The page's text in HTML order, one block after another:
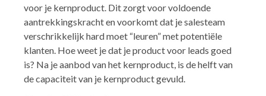
voor je kernproduct. Dit zorgt voor voldoende
aantrekkingskracht en voorkomt dat je salesteam
verschrikkelijk hard moet “leuren” met potentiële
klanten. Hoe weet je dat je product voor leads goed
is? Na je aanbod van het kernproduct, is de helft van
de capaciteit van je kernproduct gevuld.